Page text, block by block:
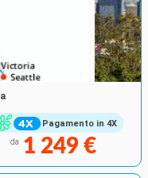
Pagamento in 4X
da 1 249 €